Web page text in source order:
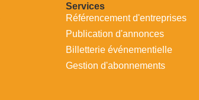
Services
Référencement d'entreprises
Publication d'annonces
Billetterie événementielle
Gestion d'abonnements